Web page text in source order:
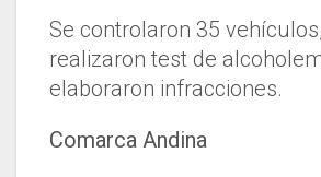
Se controlaron 35
realizaron test de
elaboraron infracciones.
Comarca Andina